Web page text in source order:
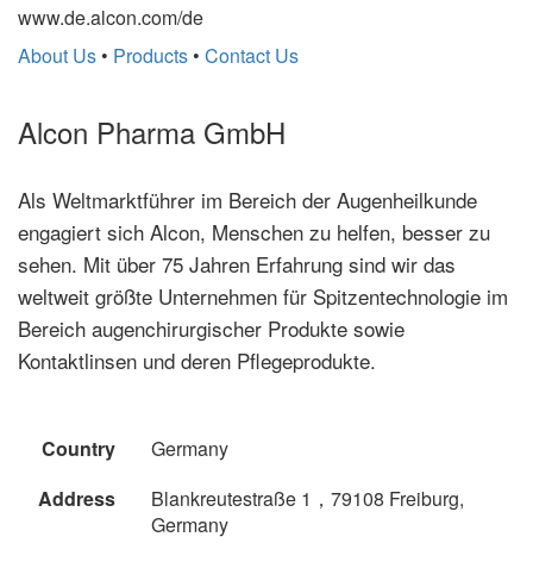
www.de.alcon.com/de
About Us • Products • Contact Us
Alcon Pharma GmbH
Als Weltmarktführer im Bereich der Augenheilkunde
engagiert sich Alcon, Menschen zu helfen, besser zu
sehen. Mit über 75 Jahren Erfahrung sind wir das
weltweit größte Unternehmen für Spitzentechnologie im
Bereich augenchirurgischer Produkte sowie
Kontaktlinsen und deren Pflegeprodukte.
Country
Germany
Address
Blankreutestraße 1，79108 Freiburg,
Germany